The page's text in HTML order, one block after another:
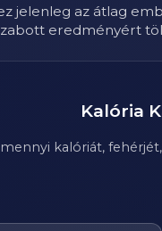
jelenleg az átlag
eredményért
Kalória
kalóriát,